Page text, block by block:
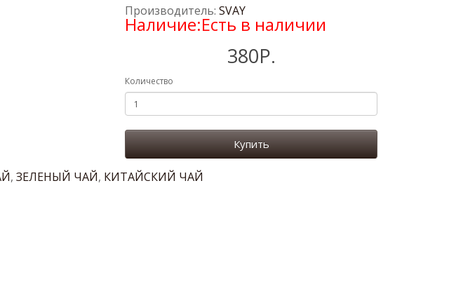
Производитель: SVAY
Наличие:Есть в наличии
380Р.
Количество
Купить
, ЗЕЛЕНЫЙ ЧАЙ, КИТАЙСКИЙ ЧАЙ